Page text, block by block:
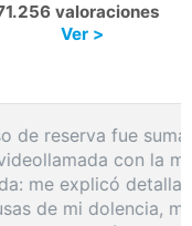
valoraciones
Ver >
médica resultó
las
me recomendó